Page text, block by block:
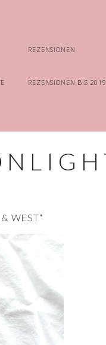
REZENSIONEN
REZENSIONEN BIS 2019
WEST“